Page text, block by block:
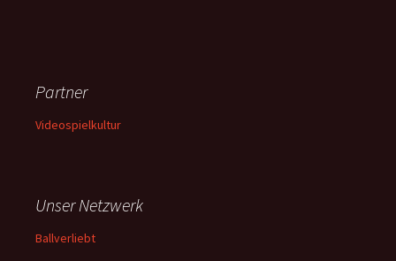
Partner
Videospielkultur
Unser Netzwerk
Ballverliebt